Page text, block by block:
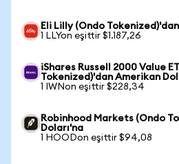
Eli Lilly (Ondo
1 LLYon eşittir $1.187,26
iShares Russell 2000 Value
Tokenized)'dan Amerikan
1 IWNon eşittir $228,34
Robinhood Markets (Ondo
Doları'na
1 HOODon eşittir $94,08